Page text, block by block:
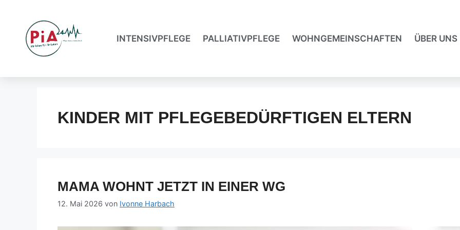
INTENSIVPFLEGE PALLIATIVPFLEGE WOHNGEMEINSCHAFTEN ÜBER UNS
KINDER MIT PFLEGEBEDÜRFTIGEN ELTERN
MAMA WOHNT JETZT IN EINER WG
12. Mai 2026 von Ivonne Harbach